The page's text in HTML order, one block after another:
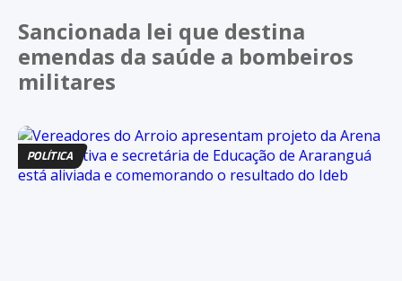
Sancionada lei que destina
emendas da saúde a bombeiros
militares
POLÍTICA